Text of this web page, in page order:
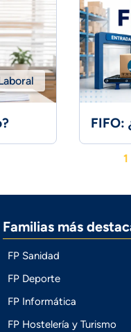
FIFO:
1
Familias más
FP Sanidad
FP Deporte
FP Informática
FP Hostelería y Turismo